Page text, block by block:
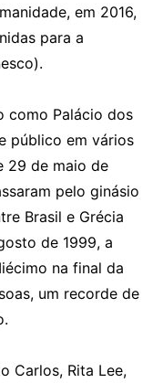
em 2016,
para a
como Palácio dos
público em vários
29 de maio de
pelo ginásio
Brasil e Grécia
de 1999, a
na final da
um recorde de
Carlos, Rita Lee,